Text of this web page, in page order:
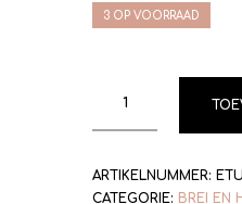
3 OP VOORRAAD
ARTIKELNUMMER:
CATEGORIE: BREI EN